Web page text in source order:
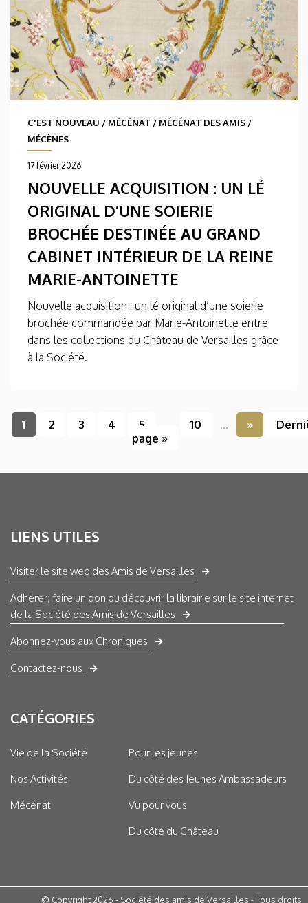
C'EST NOUVEAU / MÉCÉNAT / MÉCÉNAT DES AMIS /
MÉCÈNES
17 février 2026
NOUVELLE ACQUISITION : UN LÉ
ORIGINAL D’UNE SOIERIE
BROCHÉE DESTINÉE AU GRAND
CABINET INTÉRIEUR DE LA REINE
MARIE-ANTOINETTE
Nouvelle acquisition : un lé original d’une soierie
brochée commandée par Marie-Antoinette entre
dans les collections du Château de Versailles grâce
à la Société.
1 2 3 4 5 10 ... »
page »
LIENS UTILES
Visiter le site web des Amis de Versailles
Adhérer, faire un don ou découvrir la librairie sur le site internet
de la Société des Amis de Versailles
Abonnez-vous aux Chroniques
Contactez-nous
CATÉGORIES
Vie de la Société
Nos Activités
Mécénat
Pour les jeunes
Du côté des Jeunes Ambassadeurs
Vu pour vous
Du côté du Château
© Copyright 2026 - Société des amis de Versailles - Tous droits